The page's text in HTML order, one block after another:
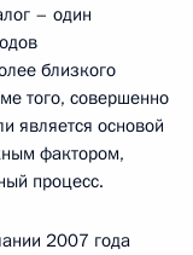
– один
близкого
того, совершенно
является основой
фактором,
процесс.
2007 года